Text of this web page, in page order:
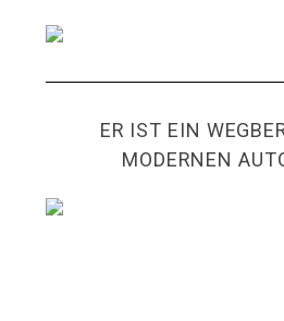
ER IST EIN
MODERNEN